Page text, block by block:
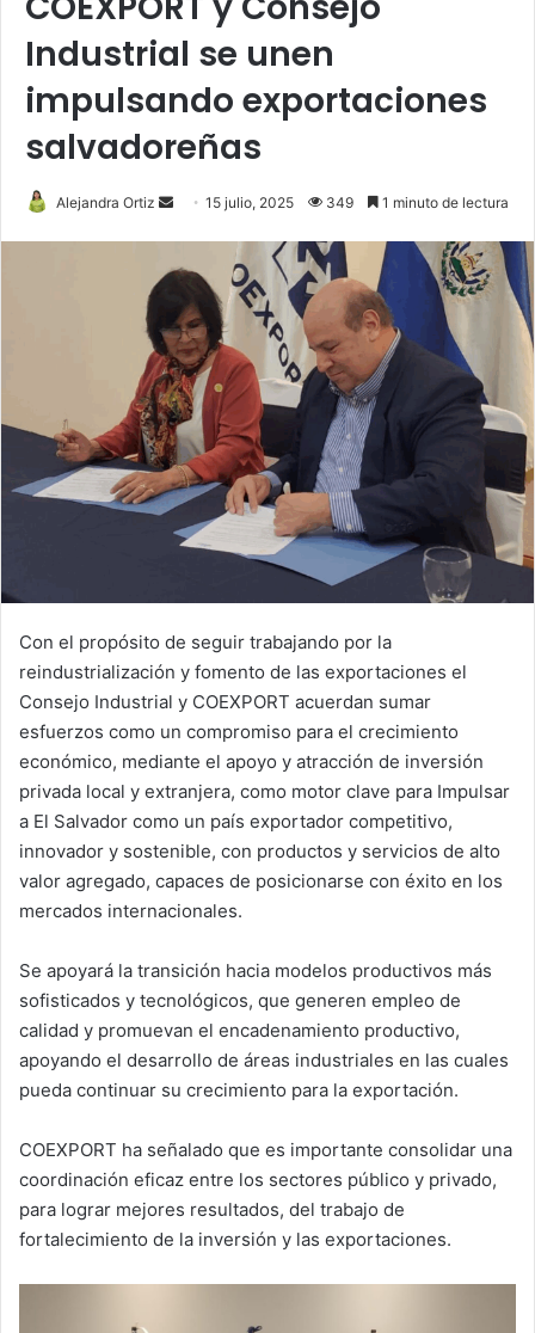
Industrial se unen
impulsando exportaciones
salvadoreñas
Alejandra Ortiz
Send15 julio, 2025 349 1 minuto de lectura
Con el propósito de seguir trabajando por la
reindustrialización y fomento de las exportaciones el
Consejo Industrial y COEXPORT acuerdan sumar
esfuerzos como un compromiso para el crecimiento
económico, mediante el apoyo y atracción de inversión
privada local y extranjera, como motor clave para Impulsar
a El Salvador como un país exportador competitivo,
innovador y sostenible, con productos y servicios de alto
valor agregado, capaces de posicionarse con éxito en los
mercados internacionales.
Se apoyará la transición hacia modelos productivos más
sofisticados y tecnológicos, que generen empleo de
calidad y promuevan el encadenamiento productivo,
apoyando el desarrollo de áreas industriales en las cuales
pueda continuar su crecimiento para la exportación.
COEXPORT ha señalado que es importante consolidar una
coordinación eficaz entre los sectores público y privado,
para lograr mejores resultados, del trabajo de
fortalecimiento de la inversión y las exportaciones.